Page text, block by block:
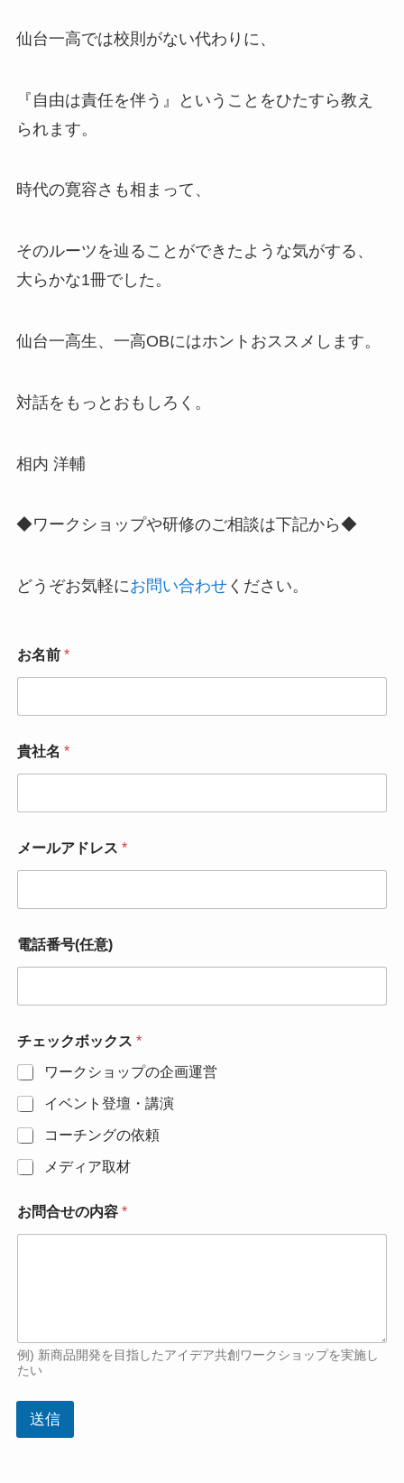
仙台一高では校則がない代わりに、
『自由は責任を伴う』ということをひたすら教え
られます。
時代の寛容さも相まって、
そのルーツを辿ることができたような気がする、
大らかな1冊でした。
仙台一高生、一高OBにはホントおススメします。
対話をもっとおもしろく。
相内 洋輔
◆ワークショップや研修のご相談は下記から◆
どうぞお気軽にお問い合わせください。
お名前 *
貴社名 *
メールアドレス *
電話番号(任意)
チェックボックス *
ワークショップの企画運営
イベント登壇・講演
コーチングの依頼
メディア取材
お問合せの内容 *
例) 新商品開発を目指したアイデア共創ワークショップを実施し
たい
送信